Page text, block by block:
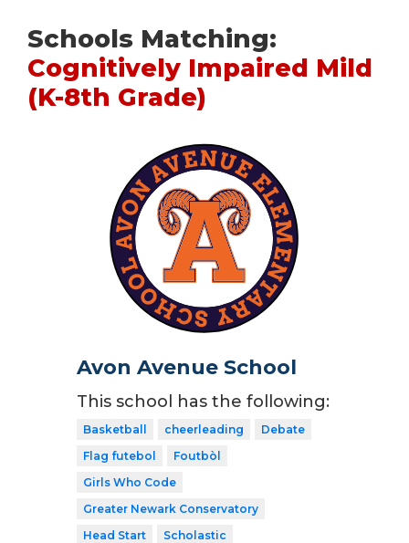
Schools Matching:
Cognitively Impaired Mild
(K-8th Grade)
Avon Avenue School
This school has the following:
Basketball cheerleading
Debate
Flag futebol
Foutbòl
Girls Who Code
Greater Newark Conservatory
Head Start
Scholastic